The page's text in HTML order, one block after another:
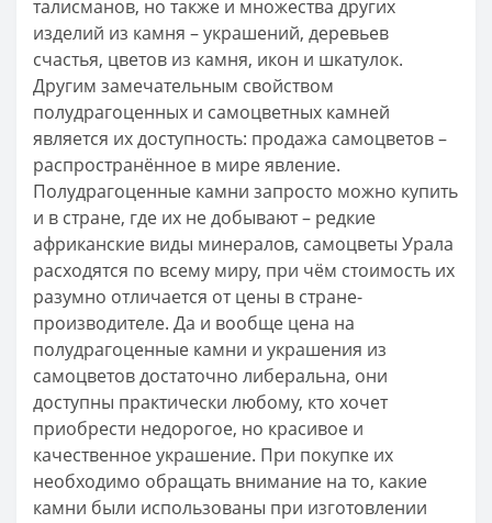
талисманов, но также и множества других
изделий из камня – украшений, деревьев
счастья, цветов из камня, икон и шкатулок.
Другим замечательным свойством
полудрагоценных и самоцветных камней
является их доступность: продажа самоцветов –
распространённое в мире явление.
Полудрагоценные камни запросто можно купить
и в стране, где их не добывают – редкие
африканские виды минералов, самоцветы Урала
расходятся по всему миру, при чём стоимость их
разумно отличается от цены в стране-
производителе. Да и вообще цена на
полудрагоценные камни и украшения из
самоцветов достаточно либеральна, они
доступны практически любому, кто хочет
приобрести недорогое, но красивое и
качественное украшение. При покупке их
необходимо обращать внимание на то, какие
камни были использованы при изготовлении